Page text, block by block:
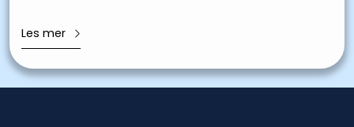
Les mer